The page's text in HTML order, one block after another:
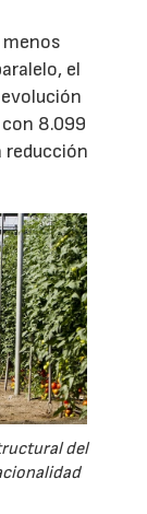
el
8.099
reducción
del